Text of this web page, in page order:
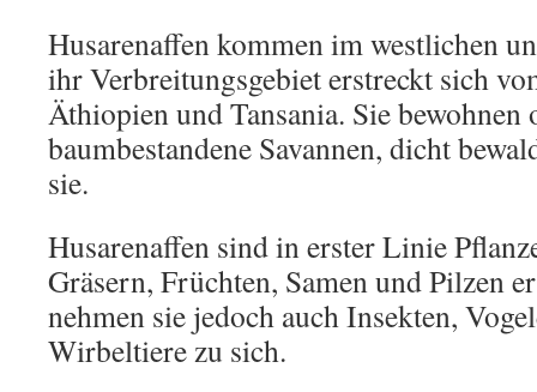
Husarenaffen kommen im westlichen
ihr Verbreitungsgebiet erstreckt sich
Äthiopien und Tansania. Sie bewohnen
baumbestandene Savannen, dicht
sie.
Husarenaffen sind in erster Linie
Gräsern, Früchten, Samen und Pilzen
nehmen sie jedoch auch Insekten,
Wirbeltiere zu sich.